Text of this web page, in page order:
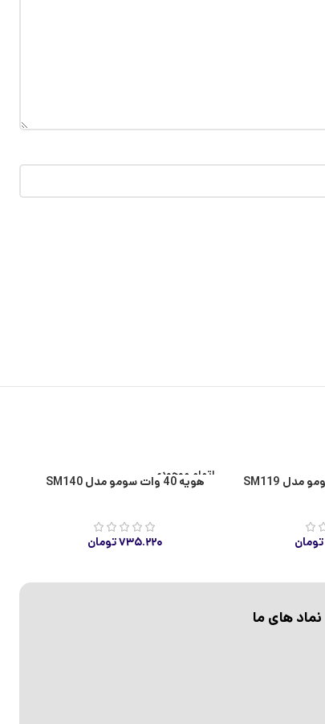
تومان
اتمام موجودی
هویه 40 وات سومو مدل SM140
۷۳۵.۲۲۰تومان
نماد های ما